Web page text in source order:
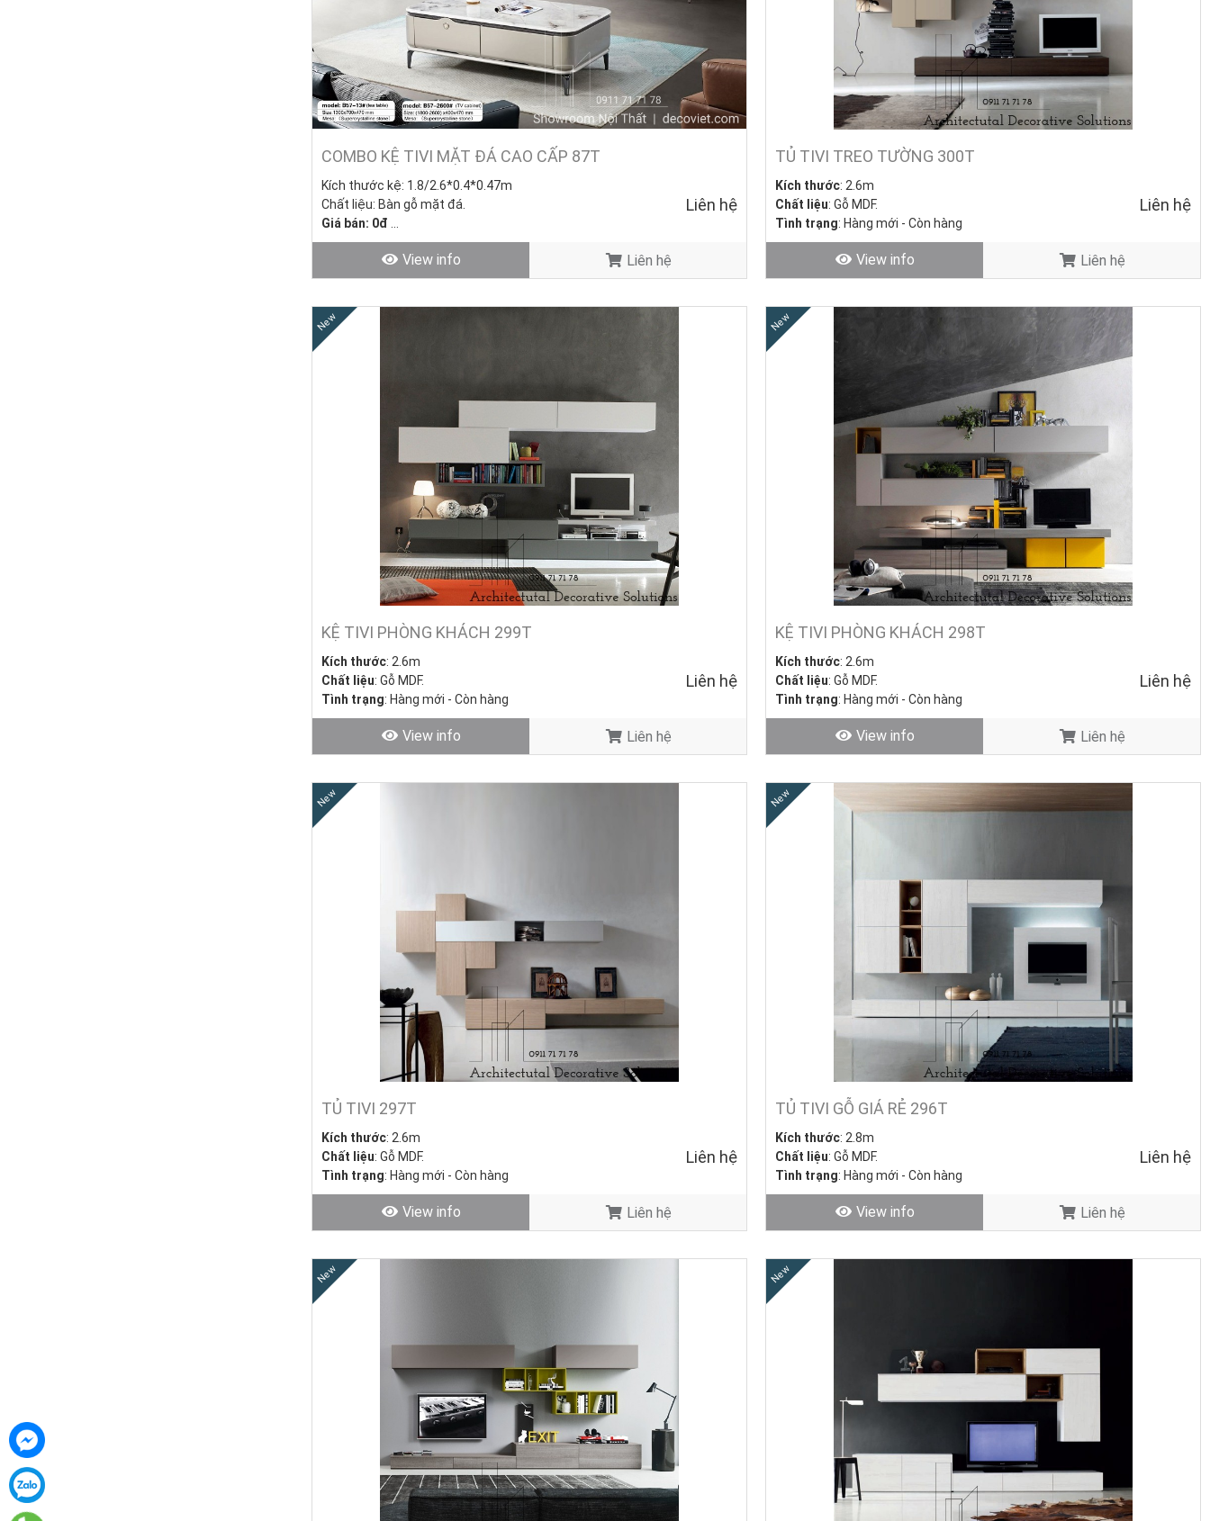
COMBO KỆ TIVI MẶT ĐÁ CAO CẤP 87T
Kích thước kệ: 1.8/2.6*0.4*0.47m
Chất liệu: Bàn gỗ mặt đá.
Giá bán: 0đ
Bàn sofa (KT: 1.3*0.7*0.47m) – Giá 0đ
Tình trạng: Hàng mới - Còn hàng.
Liên hệ
View info Liên hệ
TỦ TIVI TREO TƯỜNG 300T
Kích thước: 2.6m
Chất liệu: Gỗ MDF.
Tình trạng: Hàng mới - Còn hàng
Liên hệ
View info Liên hệ
New
KỆ TIVI PHÒNG KHÁCH 299T
Kích thước: 2.6m
Chất liệu: Gỗ MDF.
Tình trạng: Hàng mới - Còn hàng
Liên hệ
View info Liên hệ
New
KỆ TIVI PHÒNG KHÁCH 298T
Kích thước: 2.6m
Chất liệu: Gỗ MDF.
Tình trạng: Hàng mới - Còn hàng
Liên hệ
View info Liên hệ
New
TỦ TIVI 297T
Kích thước: 2.6m
Chất liệu: Gỗ MDF.
Tình trạng: Hàng mới - Còn hàng
Liên hệ
View info Liên hệ
New
TỦ TIVI GỖ GIÁ RẺ 296T
Kích thước: 2.8m
Chất liệu: Gỗ MDF.
Tình trạng: Hàng mới - Còn hàng
Liên hệ
View info Liên hệ
New New